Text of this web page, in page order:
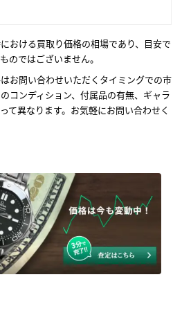
おける買取り価格の相場であり、目安で
のではございません。
お問い合わせいただくタイミングでの市
コンディション、付属品の有無、ギャラ
て異なります。お気軽にお問い合わせく